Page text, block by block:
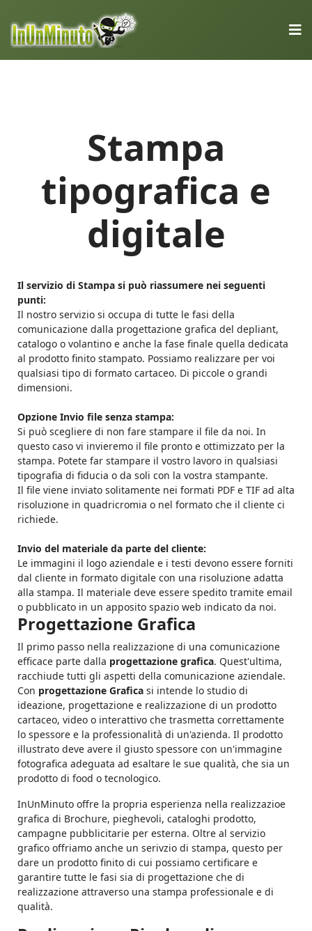
Stampa
tipografica e
digitale
Il servizio di Stampa si può riassumere nei seguenti
punti:
Il nostro servizio si occupa di tutte le fasi della
comunicazione dalla progettazione grafica del depliant,
catalogo o volantino e anche la fase finale quella dedicata
al prodotto finito stampato. Possiamo realizzare per voi
qualsiasi tipo di formato cartaceo. Di piccole o grandi
dimensioni.
Opzione Invio file senza stampa:
Si può scegliere di non fare stampare il file da noi. In
questo caso vi invieremo il file pronto e ottimizzato per la
stampa. Potete far stampare il vostro lavoro in qualsiasi
tipografia di fiducia o da soli con la vostra stampante.
Il file viene inviato solitamente nei formati PDF e TIF ad alta
risoluzione in quadricromia o nel formato che il cliente ci
richiede.
Invio del materiale da parte del cliente:
Le immagini il logo aziendale e i testi devono essere forniti
dal cliente in formato digitale con una risoluzione adatta
alla stampa. Il materiale deve essere spedito tramite email
o pubblicato in un apposito spazio web indicato da noi.
Progettazione Grafica
Il primo passo nella realizzazione di una comunicazione
efficace parte dalla progettazione grafica. Quest'ultima,
racchiude tutti gli aspetti della comunicazione aziendale.
Con progettazione Grafica si intende lo studio di
ideazione, progettazione e realizzazione di un prodotto
cartaceo, video o interattivo che trasmetta correttamente
lo spessore e la professionalità di un'azienda. Il prodotto
illustrato deve avere il giusto spessore con un'immagine
fotografica adeguata ad esaltare le sue qualità, che sia un
prodotto di food o tecnologico.
InUnMinuto offre la propria esperienza nella realizzazioe
grafica di Brochure, pieghevoli, cataloghi prodotto,
campagne pubblicitarie per esterna. Oltre al servizio
grafico offriamo anche un serivzio di stampa, questo per
dare un prodotto finito di cui possiamo certificare e
garantire tutte le fasi sia di progettazione che di
realizzazione attraverso una stampa professionale e di
qualità.